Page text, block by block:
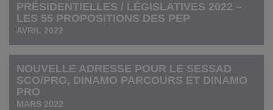
PRÉSIDENTIELLES / LÉGISLATIVES 2022 –
LES 55 PROPOSITIONS DES PEP
AVRIL 2022
NOUVELLE ADRESSE POUR LE SESSAD
SCO/PRO, DINAMO PARCOURS ET DINAMO
PRO
MARS 2022